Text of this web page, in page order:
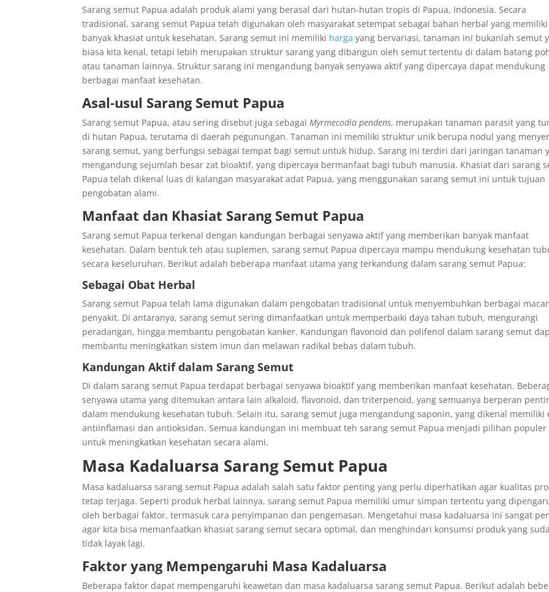
Sarang semut Papua adalah produk alami yang berasal dari hutan-hutan tropis di Papua, Indonesia. Secara
tradisional, sarang semut Papua telah digunakan oleh masyarakat setempat sebagai bahan herbal yang memiliki
banyak khasiat untuk kesehatan. Sarang semut ini memiliki harga yang bervariasi, tanaman ini bukanlah semut
biasa kita kenal, tetapi lebih merupakan struktur sarang yang dibangun oleh semut tertentu di dalam batang
atau tanaman lainnya. Struktur sarang ini mengandung banyak senyawa aktif yang dipercaya dapat mendukung
berbagai manfaat kesehatan.
Asal-usul Sarang Semut Papua
Sarang semut Papua, atau sering disebut juga sebagai Myrmecodia pendens, merupakan tanaman parasit yang
di hutan Papua, terutama di daerah pegunungan. Tanaman ini memiliki struktur unik berupa nodul yang
sarang semut, yang berfungsi sebagai tempat bagi semut untuk hidup. Sarang ini terdiri dari jaringan tanaman
mengandung sejumlah besar zat bioaktif, yang dipercaya bermanfaat bagi tubuh manusia. Khasiat dari sarang
Papua telah dikenal luas di kalangan masyarakat adat Papua, yang menggunakan sarang semut ini untuk tujuan
pengobatan alami.
Manfaat dan Khasiat Sarang Semut Papua
Sarang semut Papua terkenal dengan kandungan berbagai senyawa aktif yang memberikan banyak manfaat
kesehatan. Dalam bentuk teh atau suplemen, sarang semut Papua dipercaya mampu mendukung kesehatan
secara keseluruhan. Berikut adalah beberapa manfaat utama yang terkandung dalam sarang semut Papua:
Sebagai Obat Herbal
Sarang semut Papua telah lama digunakan dalam pengobatan tradisional untuk menyembuhkan berbagai
penyakit. Di antaranya, sarang semut sering dimanfaatkan untuk memperbaiki daya tahan tubuh, mengurangi
peradangan, hingga membantu pengobatan kanker. Kandungan flavonoid dan polifenol dalam sarang semut
membantu meningkatkan sistem imun dan melawan radikal bebas dalam tubuh.
Kandungan Aktif dalam Sarang Semut
Di dalam sarang semut Papua terdapat berbagai senyawa bioaktif yang memberikan manfaat kesehatan.
senyawa utama yang ditemukan antara lain alkaloid, flavonoid, dan triterpenoid, yang semuanya berperan
dalam mendukung kesehatan tubuh. Selain itu, sarang semut juga mengandung saponin, yang dikenal memiliki
antiinflamasi dan antioksidan. Semua kandungan ini membuat teh sarang semut Papua menjadi pilihan populer
untuk meningkatkan kesehatan secara alami.
Masa Kadaluarsa Sarang Semut Papua
Masa kadaluarsa sarang semut Papua adalah salah satu faktor penting yang perlu diperhatikan agar kualitas
tetap terjaga. Seperti produk herbal lainnya, sarang semut Papua memiliki umur simpan tertentu yang
oleh berbagai faktor, termasuk cara penyimpanan dan pengemasan. Mengetahui masa kadaluarsa ini sangat
agar kita bisa memanfaatkan khasiat sarang semut secara optimal, dan menghindari konsumsi produk yang
tidak layak lagi.
Faktor yang Mempengaruhi Masa Kadaluarsa
Beberapa faktor dapat mempengaruhi keawetan dan masa kadaluarsa sarang semut Papua. Berikut adalah